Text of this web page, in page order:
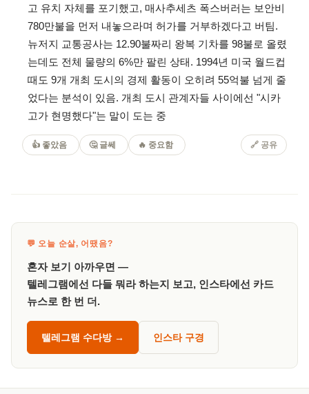
고 유치 자체를 포기했고, 매사추세츠 폭스버러는 보안비
780만불을 먼저 내놓으라며 허가를 거부하겠다고 버팀.
뉴저지 교통공사는 12.90불짜리 왕복 기차를 98불로 올렸
는데도 전체 물량의 6%만 팔린 상태. 1994년 미국 월드컵
때도 9개 개최 도시의 경제 활동이 오히려 55억불 넘게 줄
었다는 분석이 있음. 개최 도시 관계자들 사이에선 "시카
고가 현명했다"는 말이 도는 중
👍 좋았음 🤔 글쎄 🔥 중요함 🔗 공유
💬 오늘 순살, 어땠음?
혼자 보기 아까우면 —
텔레그램에선 다들 뭐라 하는지 보고, 인스타에선 카드
뉴스로 한 번 더.
텔레그램 수다방 → 인스타 구경